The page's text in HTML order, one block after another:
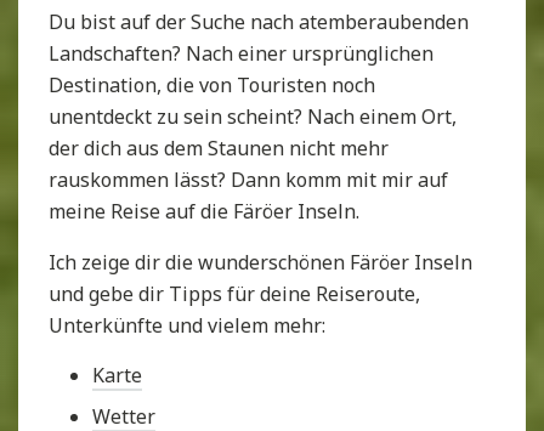
Du bist auf der Suche nach atemberaubenden
Landschaften? Nach einer ursprünglichen
Destination, die von Touristen noch
unentdeckt zu sein scheint? Nach einem Ort,
der dich aus dem Staunen nicht mehr
rauskommen lässt? Dann komm mit mir auf
meine Reise auf die Färöer Inseln.
Ich zeige dir die wunderschönen Färöer Inseln
und gebe dir Tipps für deine Reiseroute,
Unterkünfte und vielem mehr:
Karte
Wetter